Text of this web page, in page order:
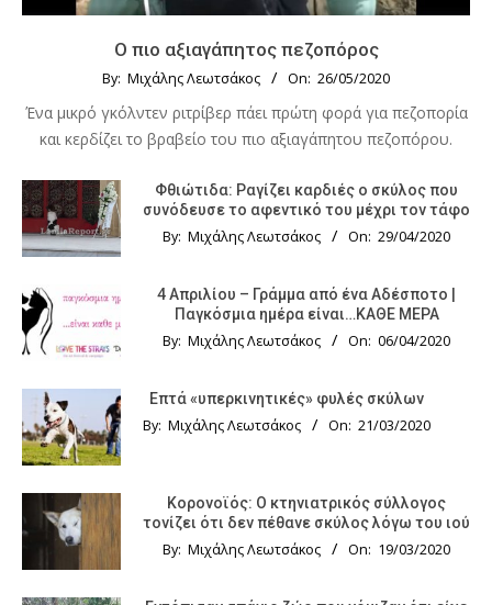
Ο πιο αξιαγάπητος πεζοπόρος
By: Μιχάλης Λεωτσάκος On: 26/05/2020
Ένα μικρό γκόλντεν ριτρίβερ πάει πρώτη φορά για πεζοπορία
και κερδίζει το βραβείο του πιο αξιαγάπητου πεζοπόρου.
Φθιώτιδα: Ραγίζει καρδιές ο σκύλος που
συνόδευσε το αφεντικό του μέχρι τον τάφο
By: Μιχάλης Λεωτσάκος On: 29/04/2020
4 Απριλίου – Γράμμα από ένα Αδέσποτο |
Παγκόσμια ημέρα είναι…ΚΑΘΕ ΜΕΡΑ
By: Μιχάλης Λεωτσάκος On: 06/04/2020
Επτά «υπερκινητικές» φυλές σκύλων
By: Μιχάλης Λεωτσάκος On: 21/03/2020
Κορονοϊός: Ο κτηνιατρικός σύλλογος
τονίζει ότι δεν πέθανε σκύλος λόγω του ιού
By: Μιχάλης Λεωτσάκος On: 19/03/2020